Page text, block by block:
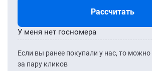
Рассчитать
Если вы ранее покупали у нас, то можно
за пару кликов
У меня нет госномера